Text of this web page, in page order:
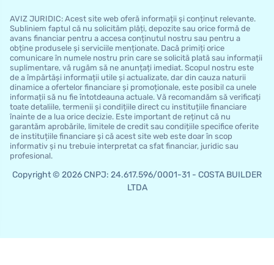
AVIZ JURIDIC: Acest site web oferă informații și conținut relevante.
Subliniem faptul că nu solicităm plăți, depozite sau orice formă de
avans financiar pentru a accesa conținutul nostru sau pentru a
obține produsele și serviciile menționate. Dacă primiți orice
comunicare în numele nostru prin care se solicită plată sau informații
suplimentare, vă rugăm să ne anunțați imediat. Scopul nostru este
de a împărtăși informații utile și actualizate, dar din cauza naturii
dinamice a ofertelor financiare și promoționale, este posibil ca unele
informații să nu fie întotdeauna actuale. Vă recomandăm să verificați
toate detaliile, termenii și condițiile direct cu instituțiile financiare
înainte de a lua orice decizie. Este important de reținut că nu
garantăm aprobările, limitele de credit sau condițiile specifice oferite
de instituțiile financiare și că acest site web este doar în scop
informativ și nu trebuie interpretat ca sfat financiar, juridic sau
profesional.
Copyright © 2026 CNPJ: 24.617.596/0001-31 - COSTA BUILDER
LTDA